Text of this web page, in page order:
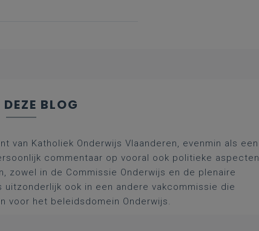
BLOG
Katholiek Onderwijs Vlaanderen, evenmin als een
commentaar op vooral ook politieke aspecten
zowel in de Commissie Onderwijs en de plenaire
uitzonderlijk ook in een andere vakcommissie die
voor het beleidsdomein Onderwijs.